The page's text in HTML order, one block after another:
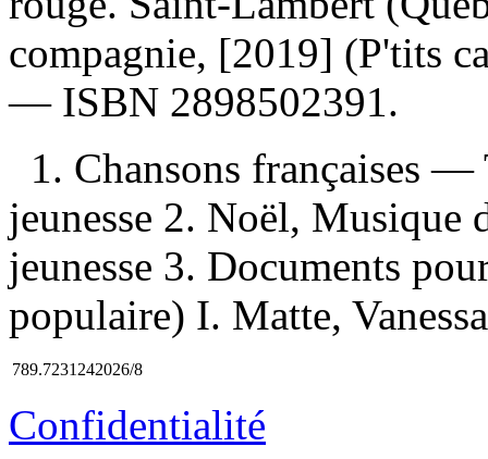
compagnie, [2019] (P'tits
— ISBN 2898502391.
1. Chansons françaises
jeunesse 2. Noël,
jeunesse 3. Documents
populaire) I. Matte,
789.7231242026/8
Confidentialité